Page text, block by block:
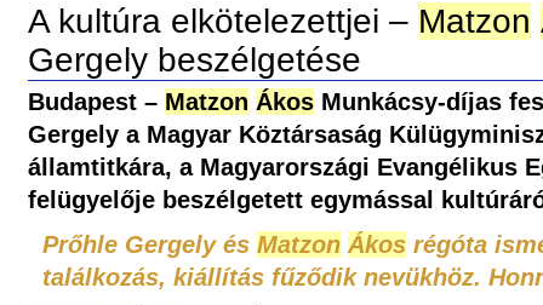
A kultúra elkötelezettjei – Matzon
Gergely beszélgetése
Budapest – Matzon Ákos Munkácsy-díjas
Gergely a Magyar Köztársaság
államtitkára, a Magyarországi Evangélikus
felügyelője beszélgetett egymással
Prőhle Gergely ésMatzon Ákos régóta
találkozás, kiállítás fűződik nevükhöz.